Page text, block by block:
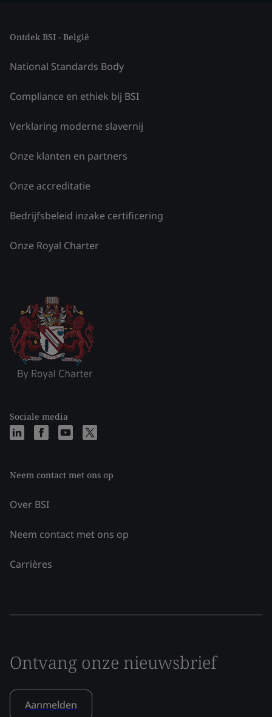
Ontdek BSI - België
National Standards Body
Compliance en ethiek bij BSI
Verklaring moderne slavernij
Onze klanten en partners
Onze accreditatie
Bedrijfsbeleid inzake certificering
Onze Royal Charter
Sociale media
Neem contact met ons op
Over BSI
Neem contact met ons op
Carrières
Ontvang onze nieuwsbrief
Aanmelden